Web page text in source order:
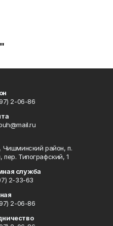
2-06-86
Чишминский район, п.
Типографский, 1
служба
2-33-63
2-06-86